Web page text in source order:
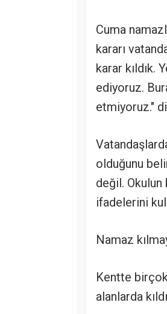
Cuma
kararı
karar kıldık.
ediyoruz.
etmiyoruz."
olduğunu
değil.
ifadelerini
Namaz
Kentte birçok
alanlarda